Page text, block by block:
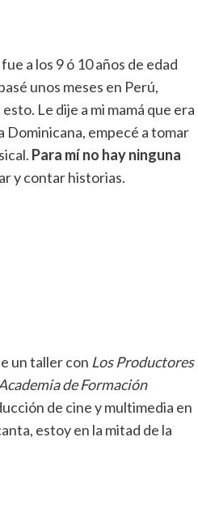
a los 9 ó 10 años de edad
unos meses en Perú,
Le dije a mi mamá que era
Dominicana, empecé a tomar
Para mí no hay ninguna
y contar historias.
un taller con Los Productores
de Formación
de cine y multimedia en
estoy en la mitad de la